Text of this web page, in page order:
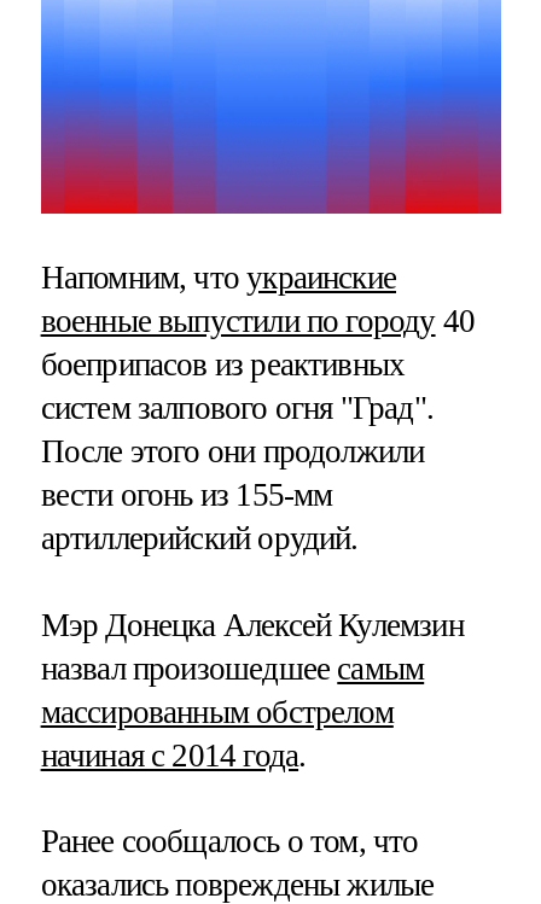
Напомним, чтоукраинские
военные выпустили по городу40
боеприпасов из реактивных
систем залпового огня "Град".
После этого они продолжили
вести огонь из 155-мм
артиллерийский орудий.
Мэр Донецка Алексей Кулемзин
назвал произошедшее самым
массированным обстрелом
начиная с 2014 года.
Ранее сообщалось о том, что
оказались повреждены жилые